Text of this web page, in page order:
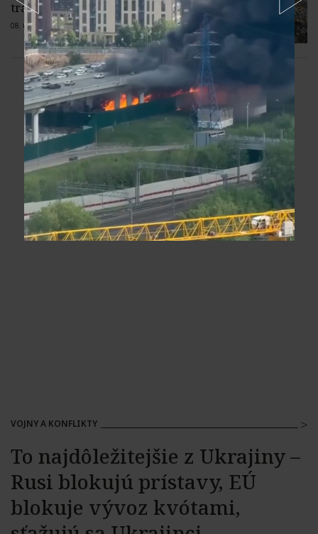
trápil hustý zapáchajúci dym
08. 08. 2026 |2 komentáre
VOJNY A KONFLIKTY
To najdôležitejšie z Ukrajiny –
Rusi blokujú prístavy, EÚ
blokuje vývoz kvótami,